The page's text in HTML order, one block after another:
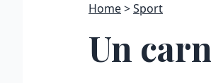
Home Sport
Un